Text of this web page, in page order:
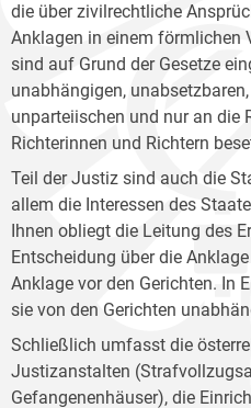
die über zivilrechtliche
Anklagen in einem förmlichen
sind auf Grund der Gesetze
unabhängigen,
unparteiischen und nur an die
Richterinnen und Richtern
Teil der Justiz sind auch die
allem die Interessen des
Ihnen obliegt die Leitung des
Entscheidung über die
Anklage vor den Gerichten. In
sie von den Gerichten
Schließlich umfasst die
Justizanstalten
Gefangenenhäuser), die